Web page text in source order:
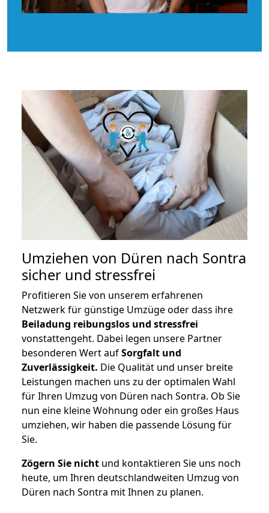
Umziehen von Düren nach Sontra
sicher und stressfrei
Profitieren Sie von unserem erfahrenen
Netzwerk für günstige Umzüge oder dass ihre
Beiladung reibungslos und stressfrei
vonstattengeht. Dabei legen unsere Partner
besonderen Wert aufSorgfalt und
Zuverlässigkeit. Die Qualität und unser breite
Leistungen machen uns zu der optimalen Wahl
für Ihren Umzug von Düren nach Sontra. Ob Sie
nun eine kleine Wohnung oder ein großes Haus
umziehen, wir haben die passende Lösung für
Sie.
Zögern Sie nicht und kontaktieren Sie uns noch
heute, um Ihren deutschlandweiten Umzug von
Düren nach Sontra mit Ihnen zu planen.